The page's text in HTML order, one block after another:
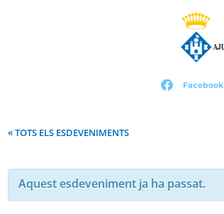
Facebook
« TOTS ELS ESDEVENIMENTS
Aquest esdeveniment ja ha passat.